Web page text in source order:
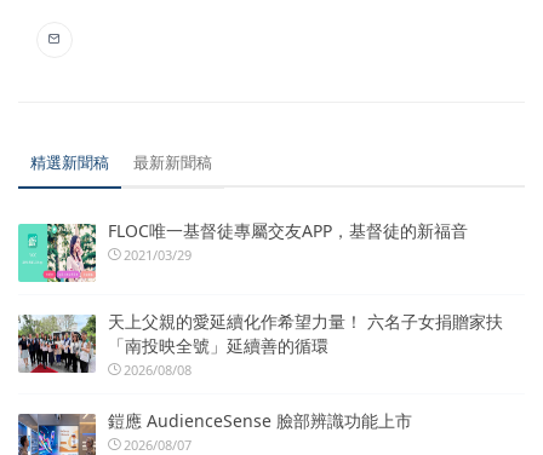
精選新聞稿 最新新聞稿
FLOC唯一基督徒專屬交友APP，基督徒的新福音
2021/03/29
天上父親的愛延續化作希望力量！ 六名子女捐贈家扶
「南投映全號」延續善的循環
2026/08/08
鎧應 AudienceSense 臉部辨識功能上市
2026/08/07